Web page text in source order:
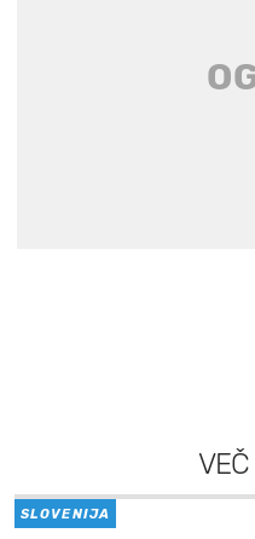
VEČ
SLOVENIJA